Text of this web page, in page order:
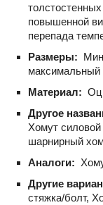
повышенной
перепада
Размеры:
максимальный
Материал:
Другое
Хомут
шарнирный
Аналоги:
Другие
стяжка/болт,